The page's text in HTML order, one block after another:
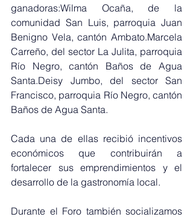
ganadoras:Wilma Ocaña, de la
comunidad San Luis, parroquia Juan
Benigno Vela, cantón Ambato.Marcela
Carreño, del sector La Julita, parroquia
Río Negro, cantón Baños de Agua
Santa.Deisy Jumbo, del sector San
Francisco, parroquia Río Negro, cantón
Baños de Agua Santa.
Cada una de ellas recibió incentivos
económicos que contribuirán a
fortalecer sus emprendimientos y el
desarrollo de la gastronomía local.
Durante el Foro también socializamos